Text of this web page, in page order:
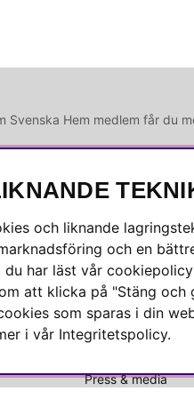
Svenska Hem medlem får du
Alla recensioner
Jobba hos oss
Om Svenska Hem
Kundservice
Press & media
och liknande
och en
har läst vår
att klicka på "Stäng och
som sparas i din
i vår Integritetspolicy.